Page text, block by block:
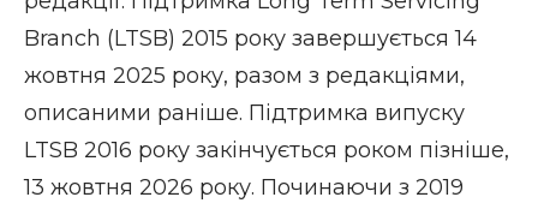
Branch (LTSB) 2015 року завершується 14
жовтня 2025 року, разом з редакціями,
описаними раніше. Підтримка випуску
LTSB 2016 року закінчується роком пізніше,
13 жовтня 2026 року. Починаючи з 2019